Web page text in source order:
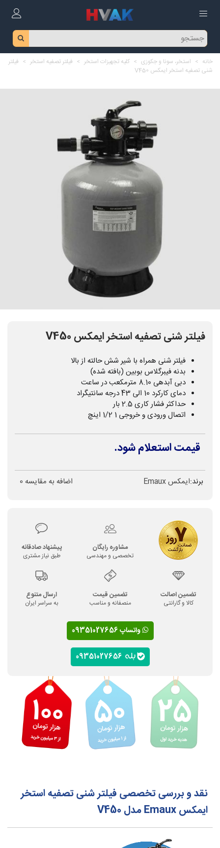
خانه > استخر، سونا و جکوزی > کلیه تجهیزات استخر > فیلتر تصفیه استخر > فیلتر
شنی تصفیه استخر ایمکس V450
فیلتر شنی تصفیه استخر ایمکس V450
فیلتر شنی همراه با شیر شش حالته از بالا
بدنه فیبرگلاس بوبین (بافته شده)
دبی آبدهی 8.10 مترمکعب در ساعت
دمای کارکرد 10 الی 43 درجه سانتیگراد
حداکثر فشار کاری 2.5 بار
اتصال ورودی و خروجی 1 1/2 اینچ
قیمت استعلام شود.
برند:ایمکس Emaux اضافه به مقایسه 0
مشاوره رایگان
تخصصی و مهندسی
پیشنهاد صادقانه
طبق نیاز مشتری
تضمین اصالت
کالا و گارانتی
تضمین قیمت
منصفانه و مناسب
ارسال متنوع
به سراسر ایران
واتساپ 09351027656
نقد و بررسی تخصصی فیلتر شنی تصفیه استخر
ایمکس Emaux مدل V450